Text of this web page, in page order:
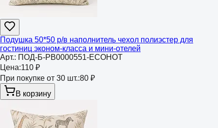
Подушка 50*50 р/в наполнитель чехол полиэстер для
гостиниц эконом-класса и мини-отелей
Арт.: ПОД-Б-РВ0000551-ECOHOT
Цена:110 ₽
При покупке от 30 шт.:80 ₽
В корзину